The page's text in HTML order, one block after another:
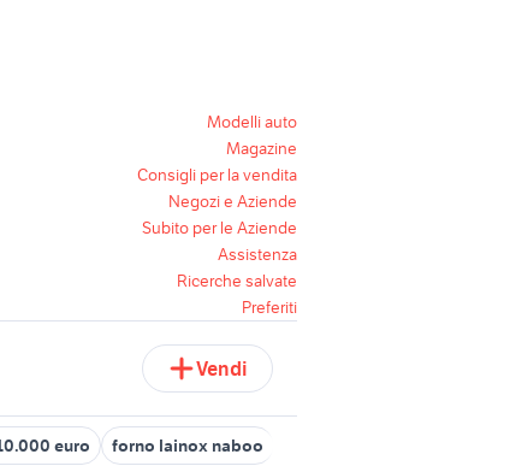
Modelli auto
Magazine
Consigli per la vendita
Negozi e Aziende
Subito per le Aziende
Assistenza
Ricerche salvate
Preferiti
Vendi
euro forno lainox naboo